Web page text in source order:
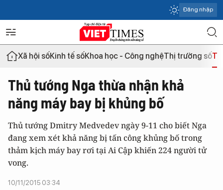
Đăng nhập
Xã hội sốKinh tế sốKhoa học - Công nghệThị trường số
Thủ tướng Nga thừa nhận khả
năng máy bay bị khủng bố
Thủ tướng Dmitry Medvedev ngày 9-11 cho biết Nga
đang xem xét khả năng bị tấn công khủng bố trong
thảm kịch máy bay rơi tại Ai Cập khiến 224 người tử
vong.
10/11/2015 03:34